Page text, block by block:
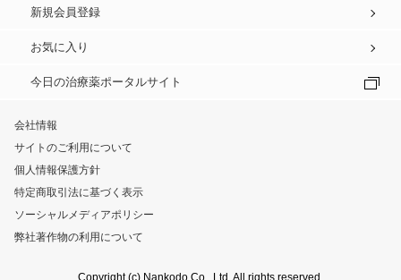
新規会員登録
お気に入り
今日の治療薬ポータルサイト
会社情報
サイトのご利用について
個人情報保護方針
特定商取引法に基づく表示
ソーシャルメディアポリシー
弊社著作物の利用について
Copyright (c) Nankodo Co., Ltd. All rights reserved.